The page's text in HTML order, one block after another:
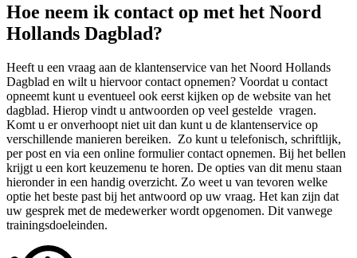
Hoe neem ik contact op met het Noord
Hollands Dagblad?
Heeft u een vraag aan de klantenservice van het Noord Hollands
Dagblad en wilt u hiervoor contact opnemen? Voordat u contact
opneemt kunt u eventueel ook eerst kijken op de website van het
dagblad. Hierop vindt u antwoorden op veel gestelde vragen.
Komt u er onverhoopt niet uit dan kunt u de klantenservice op
verschillende manieren bereiken. Zo kunt u telefonisch, schriftlijk,
per post en via een online formulier contact opnemen. Bij het bellen
krijgt u een kort keuzemenu te horen. De opties van dit menu staan
hieronder in een handig overzicht. Zo weet u van tevoren welke
optie het beste past bij het antwoord op uw vraag. Het kan zijn dat
uw gesprek met de medewerker wordt opgenomen. Dit vanwege
trainingsdoeleinden.